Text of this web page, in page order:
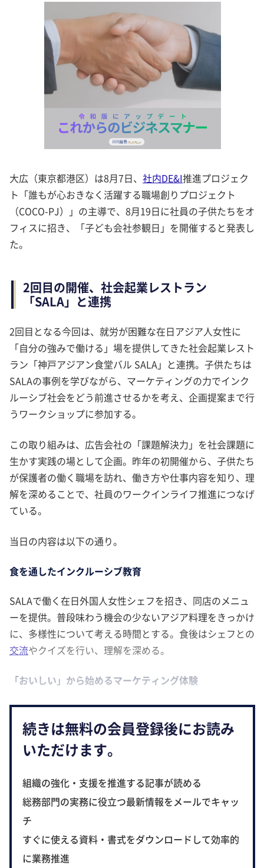
大広（東京都港区）は8月7日、 社内DE&I推進プロジェク
ト「誰もが心おきなく活躍する職場創りプロジェクト
（COCO-PJ）」の主導で、8月19日に社員の子供たちをオ
フィスに招き、「子ども会社参観日」を開催すると発表し
た。
2回目の開催、社会起業レストラン
「SALA」と連携
2回目となる今回は、就労が困難な在日アジア人女性に
「自分の強みで働ける」場を提供してきた社会起業レスト
ラン「神戸アジアン食堂バル SALA」と連携。子供たちは
SALAの事例を学びながら、マーケティングの力でインク
ルーシブ社会をどう前進させるかを考え、企画提案まで行
うワークショップに参加する。
この取り組みは、広告会社の「課題解決力」を社会課題に
生かす実践の場として企画。昨年の初開催から、子供たち
が保護者の働く職場を訪れ、働き方や仕事内容を知り、理
解を深めることで、社員のワークインライフ推進につなげ
ている。
当日の内容は以下の通り。
食を通したインクルーシブ教育
SALAで働く在日外国人女性シェフを招き、同店のメニュ
ーを提供。普段味わう機会の少ないアジア料理をきっかけ
に、多様性について考える時間とする。食後はシェフとの
交流やクイズを行い、理解を深める。
「おいしい」から始めるマーケティング体験
続きは無料の会員登録後にお読み
いただけます。
組織の強化・支援を推進する記事が読める
総務部門の実務に役立つ最新情報をメールでキャッ
チ
すぐに使える資料・書式をダウンロードして効率的
に業務推進